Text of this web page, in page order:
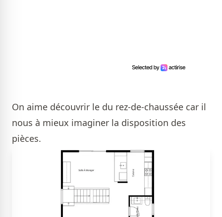
On aime découvrir le du rez-de-chaussée car il
nous à mieux imaginer la disposition des
pièces.